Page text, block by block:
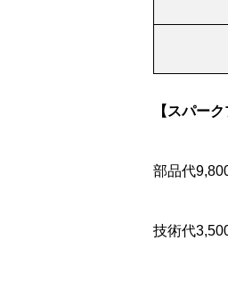
【スパー
部品代
技術代